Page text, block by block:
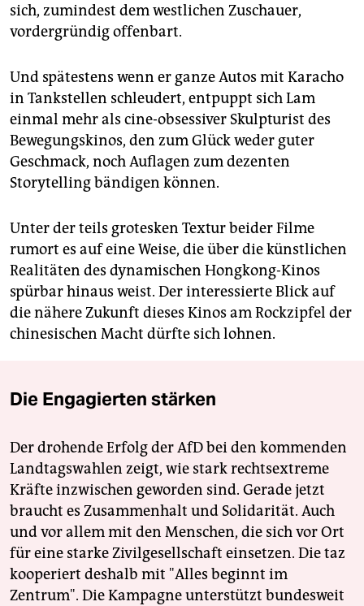
sich, zumindest dem westlichen Zuschauer,
vordergründig offenbart.
Und spätestens wenn er ganze Autos mit Karacho
in Tankstellen schleudert, entpuppt sich Lam
einmal mehr als cine-obsessiver Skulpturist des
Bewegungskinos, den zum Glück weder guter
Geschmack, noch Auflagen zum dezenten
Storytelling bändigen können.
Unter der teils grotesken Textur beider Filme
rumort es auf eine Weise, die über die künstlichen
Realitäten des dynamischen Hongkong-Kinos
spürbar hinaus weist. Der interessierte Blick auf
die nähere Zukunft dieses Kinos am Rockzipfel der
chinesischen Macht dürfte sich lohnen.
Die Engagierten stärken
Der drohende Erfolg der AfD bei den kommenden
Landtagswahlen zeigt, wie stark rechtsextreme
Kräfte inzwischen geworden sind. Gerade jetzt
braucht es Zusammenhalt und Solidarität. Auch
und vor allem mit den Menschen, die sich vor Ort
für eine starke Zivilgesellschaft einsetzen. Die taz
kooperiert deshalb mit "Alles beginnt im
Zentrum". Die Kampagne unterstützt bundesweit